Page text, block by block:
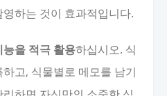
하는 것이 효과적입니다.
을 적극 활용하십시오. 식
고, 식물별로 메모를 남기